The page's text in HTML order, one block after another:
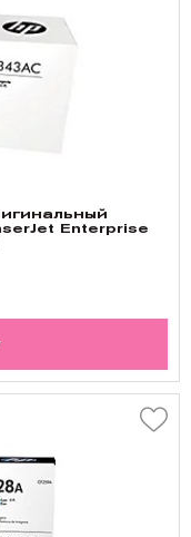
Enterprise